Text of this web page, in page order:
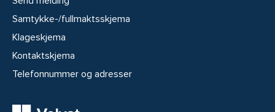
Samtykke-/fullmaktsskjema
Klageskjema
Kontaktskjema
Telefonnummer og adresser